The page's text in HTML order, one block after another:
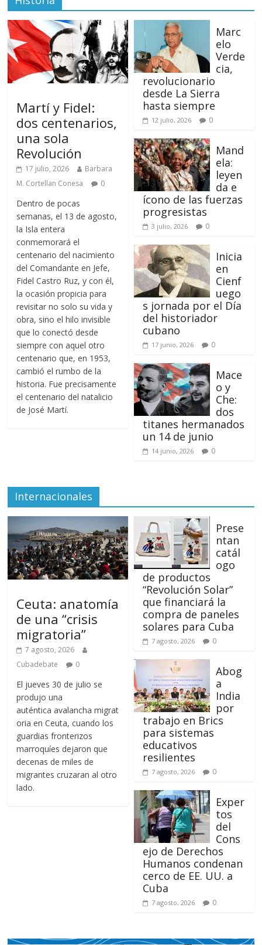
Martí y Fidel:
dos centenarios,
una sola
Revolución
17 julio, 2026
Barbara
M. Cortellan Conesa
0
Dentro de pocas
semanas, el 13 de agosto,
la Isla entera
conmemorará el
centenario del nacimiento
del Comandante en Jefe,
Fidel Castro Ruz, y con él,
la ocasión propicia para
revisitar no solo su vida y
obra, sino el hilo invisible
que lo conectó desde
siempre con aquel otro
centenario que, en 1953,
cambió el rumbo de la
historia. Fue precisamente
el centenario del natalicio
de José Martí.
Marc
elo
Verde
cia,
revolucionario
desde La Sierra
hasta siempre
12 julio, 2026 0
Mand
ela:
leyen
da e
ícono de las fuerzas
progresistas
3 julio, 2026 0
Inicia
en
Cienf
uego
s jornada por el Día
del historiador
cubano
17 junio, 2026 0
Mace
o y
Che:
dos
titanes hermanados
un 14 de junio
14 junio, 2026 0
Internacionales
Ceuta: anatomía
de una “crisis
migratoria”
7 agosto, 2026
Cubadebate
0
El jueves 30 de julio se
produjo una
auténtica avalancha migrat
oria en Ceuta, cuando los
guardias fronterizos
marroquíes dejaron que
decenas de miles de
migrantes cruzaran al otro
lado.
Prese
ntan
catál
ogo
de productos
“Revolución Solar”
que financiará la
compra de paneles
solares para Cuba
7 agosto, 2026 0
Abog
a
India
por
trabajo en Brics
para sistemas
educativos
resilientes
7 agosto, 2026 0
Exper
tos
del
Cons
ejo de Derechos
Humanos condenan
cerco de EE. UU. a
Cuba
7 agosto, 2026 0